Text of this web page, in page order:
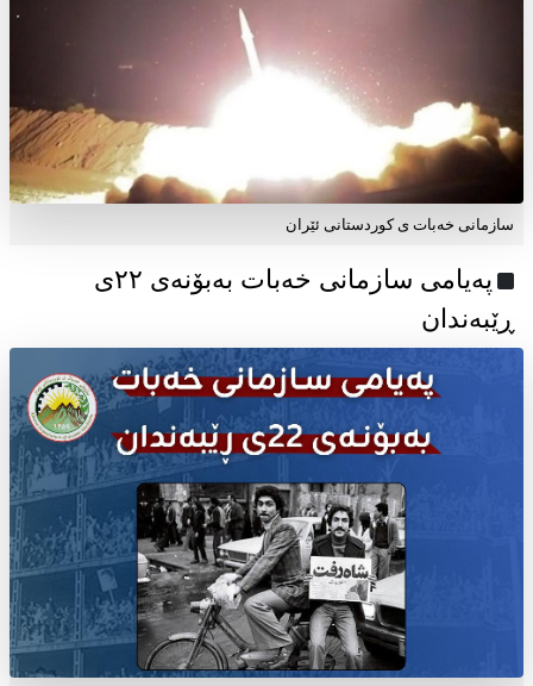
سازمانی خەبات ی کوردستانی ئێران
پەیامی سازمانی خەبات بەبۆنەی ۲۲ی
ڕێبەندان